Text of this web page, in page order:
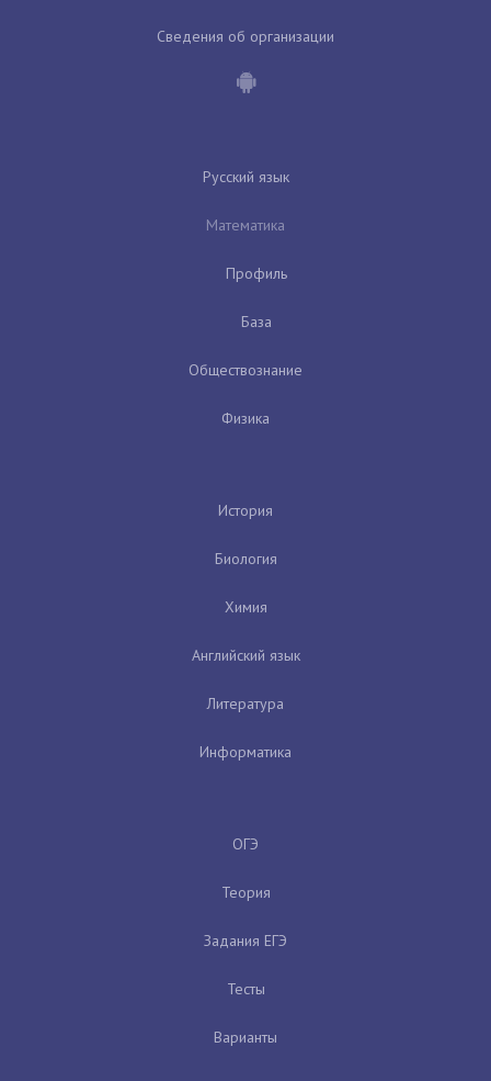
Сведения об организации
Русский язык
Математика
Профиль
База
Обществознание
Физика
История
Биология
Химия
Английский язык
Литература
Информатика
ОГЭ
Теория
Задания ЕГЭ
Тесты
Варианты